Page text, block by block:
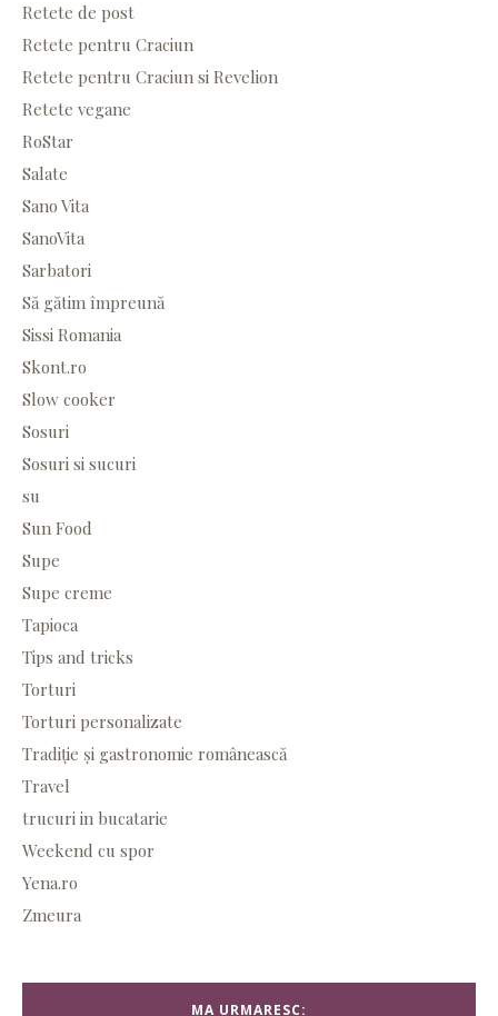
Retete de post
Retete pentru Craciun
Retete pentru Craciun si Revelion
Retete vegane
RoStar
Salate
Sano Vita
SanoVita
Sarbatori
Să gătim împreună
Sissi Romania
Skont.ro
Slow cooker
Sosuri
Sosuri si sucuri
su
Sun Food
Supe
Supe creme
Tapioca
Tips and tricks
Torturi
Torturi personalizate
Tradiție și gastronomie românească
Travel
trucuri in bucatarie
Weekend cu spor
Yena.ro
Zmeura
MA URMARESC: